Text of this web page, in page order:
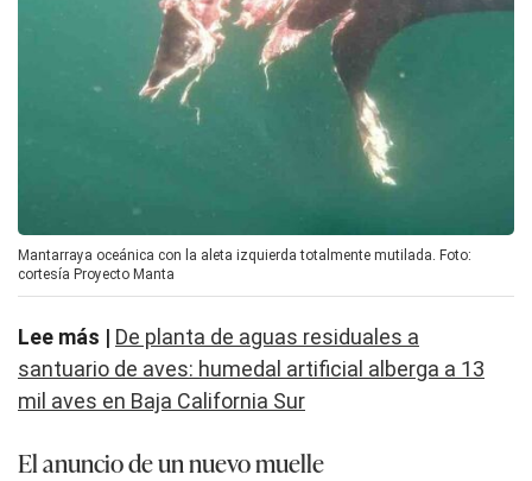
Mantarraya oceánica con la aleta izquierda totalmente mutilada. Foto:
cortesía Proyecto Manta
Lee más | De planta de aguas residuales a
santuario de aves: humedal artificial alberga a 13
mil aves en Baja California Sur
El anuncio de un nuevo muelle